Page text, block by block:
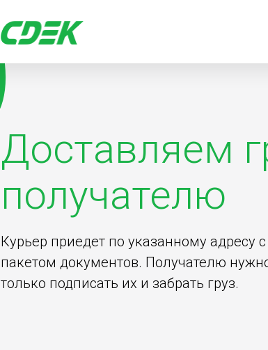
Курьер приедет по указанному адресу
пакетом документов. Получателю
только подписать их и забрать груз.
Доставляем
получателю